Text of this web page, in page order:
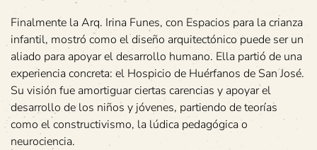
Finalmente la Arq. Irina Funes, con Espacios para la crianza
infantil, mostró como el diseño arquitectónico puede ser un
aliado para apoyar el desarrollo humano. Ella partió de una
experiencia concreta: el Hospicio de Huérfanos de San José.
Su visión fue amortiguar ciertas carencias y apoyar el
desarrollo de los niños y jóvenes, partiendo de teorías
como el constructivismo, la lúdica pedagógica o
neurociencia.